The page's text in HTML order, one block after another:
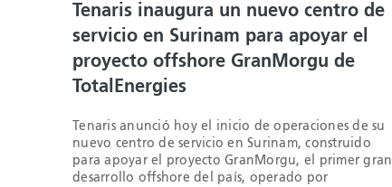
Tenaris inaugura un nuevo centro de
servicio en Surinam para apoyar el
proyecto offshore GranMorgu de
TotalEnergies
Tenaris anunció hoy el inicio de operaciones de su
nuevo centro de servicio en Surinam, construido
para apoyar el proyecto GranMorgu, el primer gran
desarrollo offshore del país, operado por